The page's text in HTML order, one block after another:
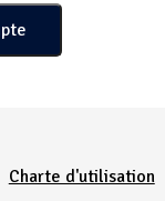
Charte d'utilisation